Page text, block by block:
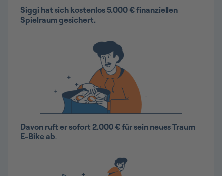
Siggi hat sich kostenlos 5.000 € finanziellen
Spielraum gesichert.
Davon ruft er sofort 2.000 € für sein neues Traum
E-Bike ab.